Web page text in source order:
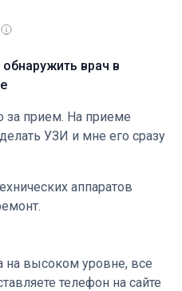
врач в
за прием. На приеме
УЗИ и мне его сразу
договаривался, сразу на
чисто, все приветливые,
аппаратов
на высоком уровне, все
телефон на сайте